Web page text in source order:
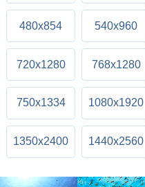
480x854 540x960
720x1280 768x1280
750x1334 1080x1920
1350x2400 1440x2560